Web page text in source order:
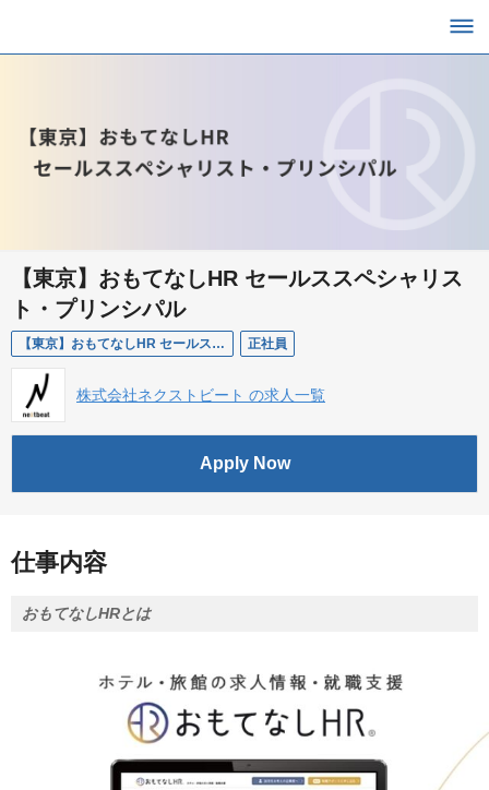
【東京】おもてなしHR セールススペシャリス
ト・プリンシパル
【東京】おもてなしHR セールススペシャリスト・プリンシパル 正社員
株式会社ネクストビート の求人一覧
Apply Now
仕事内容
おもてなしHRとは